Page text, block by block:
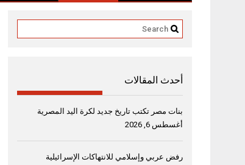
أحدث المقالات
بنات مصر تكتب تاريخ جديد لكرة اليد المصرية
أغسطس 6, 2026
رفض عربي وإسلامي للانتهاكات الإسرائيلية